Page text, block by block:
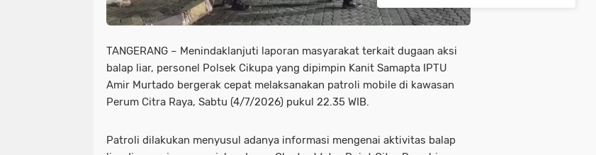
TANGERANG – Menindaklanjuti laporan masyarakat terkait dugaan aksi
balap liar, personel Polsek Cikupa yang dipimpin Kanit Samapta IPTU
Amir Murtado bergerak cepat melaksanakan patroli mobile di kawasan
Perum Citra Raya, Sabtu (4/7/2026) pukul 22.35 WIB.
Patroli dilakukan menyusul adanya informasi mengenai aktivitas balap